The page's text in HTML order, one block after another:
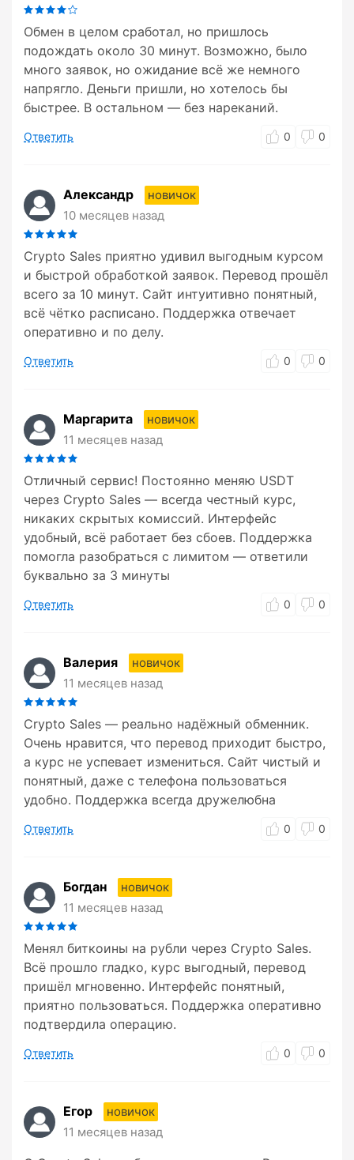
Обмен в целом сработал, но пришлось
подождать около 30 минут. Возможно, было
много заявок, но ожидание всё же немного
напрягло. Деньги пришли, но хотелось бы
быстрее. В остальном — без нареканий.
Ответить 0 0
Александр
новичок
10 месяцев назад
Crypto Sales приятно удивил выгодным курсом
и быстрой обработкой заявок. Перевод прошёл
всего за 10 минут. Сайт интуитивно понятный,
всё чётко расписано. Поддержка отвечает
оперативно и по делу.
Ответить 0 0
Маргарита
новичок
11 месяцев назад
Отличный сервис! Постоянно меняю USDT
через Crypto Sales — всегда честный курс,
никаких скрытых комиссий. Интерфейс
удобный, всё работает без сбоев. Поддержка
помогла разобраться с лимитом — ответили
буквально за 3 минуты
Ответить 0 0
Валерия
новичок
11 месяцев назад
Crypto Sales — реально надёжный обменник.
Очень нравится, что перевод приходит быстро,
а курс не успевает измениться. Сайт чистый и
понятный, даже с телефона пользоваться
удобно. Поддержка всегда дружелюбна
Ответить 0 0
Богдан
новичок
11 месяцев назад
Менял биткоины на рубли через Crypto Sales.
Всё прошло гладко, курс выгодный, перевод
пришёл мгновенно. Интерфейс понятный,
приятно пользоваться. Поддержка оперативно
подтвердила операцию.
Ответить 0 0
Егор
новичок
11 месяцев назад